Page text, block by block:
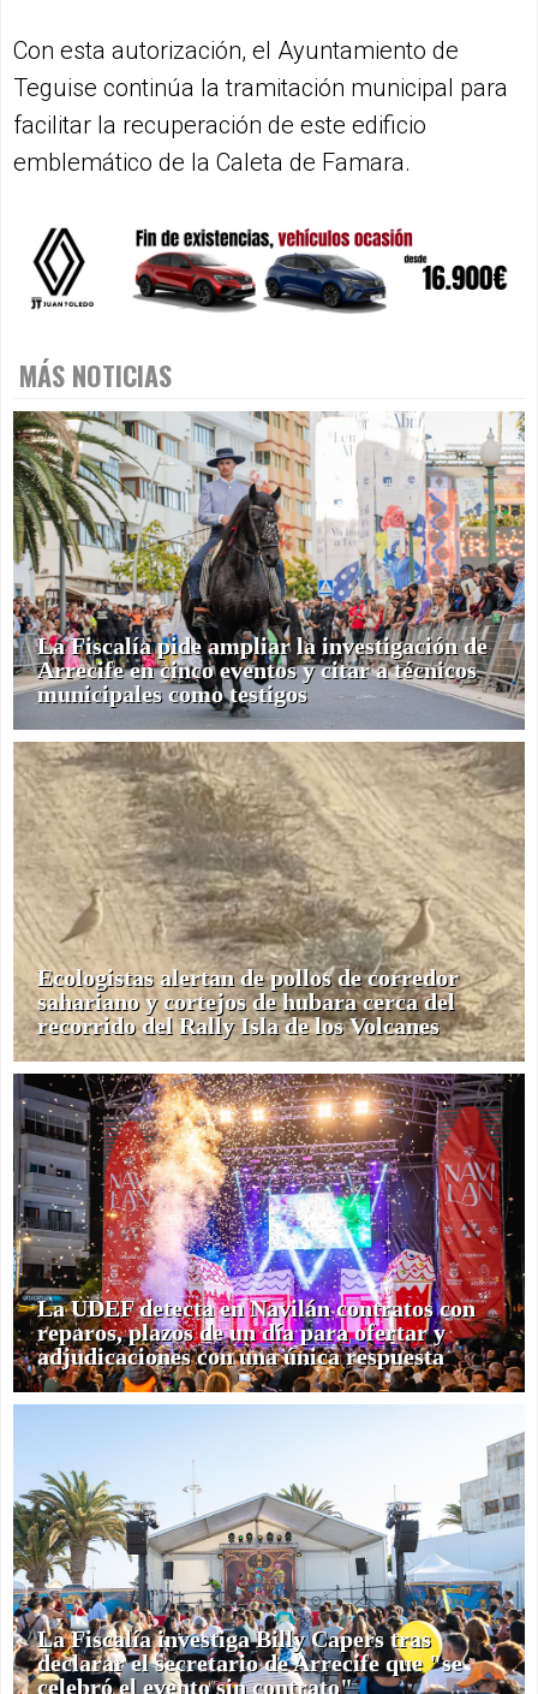
Con esta autorización, el Ayuntamiento de
Teguise continúa la tramitación municipal para
facilitar la recuperación de este edificio
emblemático de la Caleta de Famara.
MÁS NOTICIAS
La Fiscalía pide ampliar la investigación de
Arrecife en cinco eventos y citar a técnicos
municipales como testigos
Ecologistas alertan de pollos de corredor
sahariano y cortejos de hubara cerca del
recorrido del Rally Isla de los Volcanes
La UDEF detecta en Navilán contratos con
reparos, plazos de un día para ofertar y
adjudicaciones con una única respuesta
La Fiscalía investiga Billy Capers tras
declarar el secretario de Arrecife que "se
celebró el evento sin contrato"